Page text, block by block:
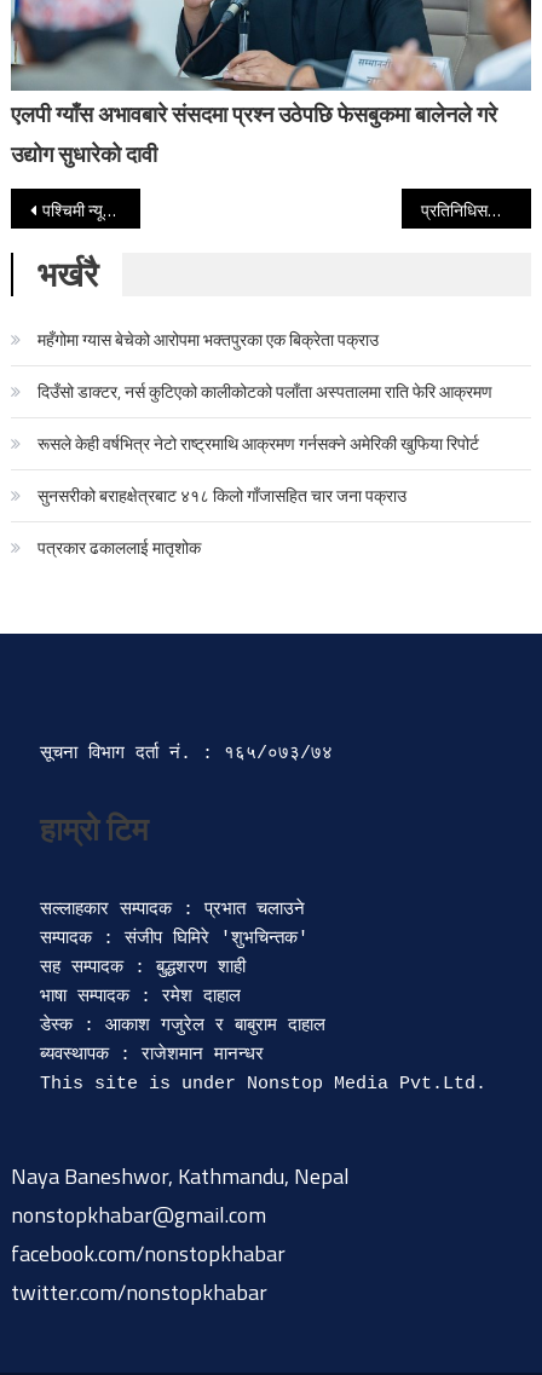
एलपी ग्याँस अभावबारे संसदमा प्रश्न उठेपछि फेसबुकमा बालेनले गरे
उद्योग सुधारेको दावी
Post navigation
पश्चिमी न्यून चापीय रेखा र स्थानीय वायुको प्रभाव कायमै, आज सातै प्रदेशमा वर्षाको सम्भावना प्रतिनिधिसभा बैठक बस्दै, यस्तो छ कार्यसूची
भर्खरै
महँगोमा ग्यास बेचेको आरोपमा भक्तपुरका एक बिक्रेता पक्राउ
दिउँसो डाक्टर, नर्स कुटिएको कालीकोटको पलाँता अस्पतालमा राति फेरि आक्रमण
रूसले केही वर्षभित्र नेटो राष्ट्रमाथि आक्रमण गर्नसक्ने अमेरिकी खुफिया रिपोर्ट
सुनसरीको बराहक्षेत्रबाट ४१८ किलो गाँजासहित चार जना पक्राउ
पत्रकार ढकाललाई मातृशोक
सूचना विभाग दर्ता‍ नं. : १६५/०७३/७४
हाम्रो टिम
सल्लाहकार सम्पादक : प्रभात चलाउने
सम्पादक : संजीप घिमिरे 'शुभचिन्तक'
सह सम्पादक : बुद्धशरण शाही
भाषा सम्पादक : रमेश दाहाल
डेस्क : आकाश गजुरेल र बाबुराम दाहाल
ब्यवस्थापक : राजेशमान मानन्धर
Naya Baneshwor, Kathmandu, Nepal
nonstopkhabar@gmail.com
facebook.com/nonstopkhabar
twitter.com/nonstopkhabar